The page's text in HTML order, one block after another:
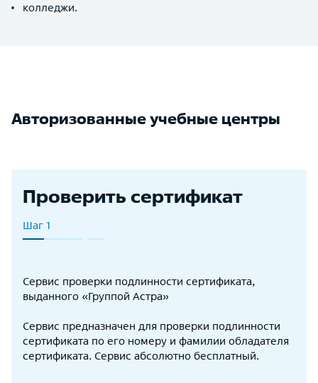
колледжи.
Авторизованные учебные центры
Проверить сертификат
Шаг 1
Сервис проверки подлинности сертификата,
выданного «Группой Астра»
Сервис предназначен для проверки подлинности
сертификата по его номеру и фамилии обладателя
сертификата. Сервис абсолютно бесплатный.